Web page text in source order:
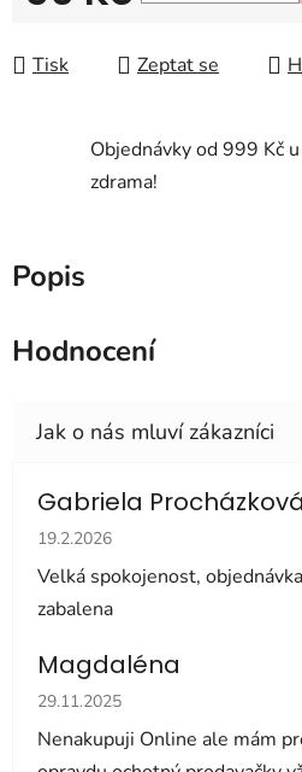
Tisk Zeptat se
Objednávky od 999 Kč
zdrama!
Popis
Hodnocení
Gabriela Procházková
Hodnocení obchodu je 5 z 5
19.2.2026
Velká spokojenost,
zabalena
Magdaléna
Hodnocení obchodu je 5 z 5
29.11.2025
Nenakupuji Online ale mám